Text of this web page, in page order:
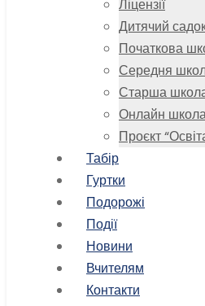
Ліцензії
Дитячий
Початкова
Середня
Старша
Онлайн
Проєкт
Табір
Гуртки
Подорожі
Події
Новини
Вчителям
Контакти